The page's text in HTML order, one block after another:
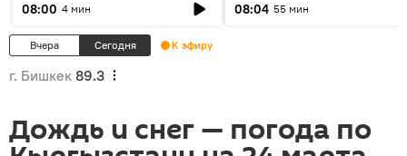
08:00 4 мин
08:04 55 мин
Вчера Сегодня К эфиру
г. Бишкек 89.3
Дождь и снег — погода по